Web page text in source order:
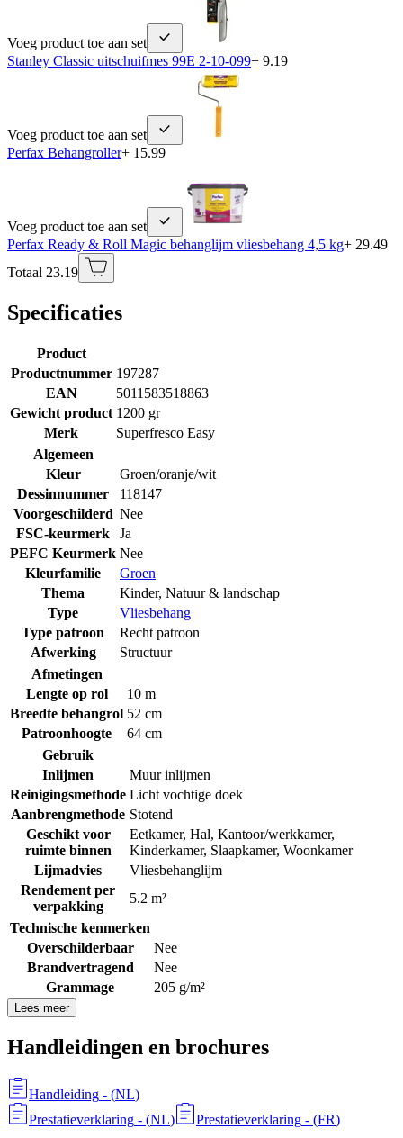
Voeg product toe aan set
Stanley Classic uitschuifmes 99E 2-10-099+ 9.19
Voeg product toe aan set
Perfax Behangroller+ 15.99
Voeg product toe aan set
Perfax Ready & Roll Magic behanglijm vliesbehang 4,5 kg+ 29.49
Totaal 23.19
Specificaties
Product
Productnummer 197287
EAN
5011583518863
Gewicht product 1200 gr
Merk
Superfresco Easy
Algemeen
Kleur
Groen/oranje/wit
Dessinnummer
118147
Voorgeschilderd Nee
FSC-keurmerk
Ja
PEFC Keurmerk Nee
Kleurfamilie
Groen
Thema
Kinder, Natuur & landschap
Type
Vliesbehang
Type patroon
Recht patroon
Afwerking
Structuur
Afmetingen
Lengte op rol
10 m
Breedte behangrol 52 cm
Patroonhoogte
64 cm
Gebruik
Inlijmen
Muur inlijmen
Reinigingsmethode Licht vochtige doek
Aanbrengmethode Stotend
Geschikt voor
ruimte binnen
Eetkamer, Hal, Kantoor/werkkamer,
Kinderkamer, Slaapkamer, Woonkamer
Lijmadvies
Vliesbehanglijm
Rendement per
verpakking
5.2 m²
Technische kenmerken
Overschilderbaar
Nee
Brandvertragend
Nee
Grammage
205 g/m²
Lees meer
Handleidingen en brochures
Handleiding - (NL)
Prestatieverklaring - (NL) Prestatieverklaring - (FR)